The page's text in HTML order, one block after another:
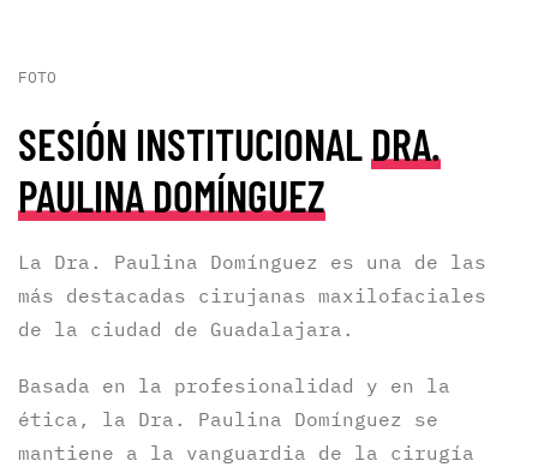
FOTO
SESIÓN INSTITUCIONAL DRA.
PAULINA DOMÍNGUEZ
La Dra. Paulina Domínguez es una de las
más destacadas cirujanas maxilofaciales
de la ciudad de Guadalajara.
Basada en la profesionalidad y en la
ética, la Dra. Paulina Domínguez se
mantiene a la vanguardia de la cirugía